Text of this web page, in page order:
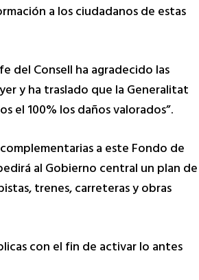
a los ciudadanos de estas
del Consell ha agradecido las
y ha traslado que la Generalitat
el 100% los daños valorados”.
a este Fondo de
al Gobierno central un plan de
trenes, carreteras y obras
con el fin de activar lo antes